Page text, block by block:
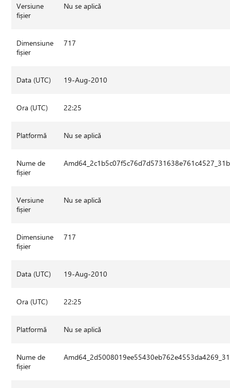
Versiune
fișier
Nu se aplică
Dimensiune
fișier
717
Data (UTC) 19-Aug-2010
Ora (UTC) 22:25
Platformă Nu se aplică
Nume de
fișier
Versiune
fișier
Nu se aplică
Dimensiune
fișier
717
Data (UTC) 19-Aug-2010
Ora (UTC) 22:25
Platformă Nu se aplică
Nume de
fișier